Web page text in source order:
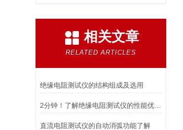
相关文章
RELATED ARTICLES
绝缘电阻测试仪的结构组成及选用
2分钟！了解绝缘电阻测试仪的性能优势！
直流电阻测试仪的自动消弧功能了解